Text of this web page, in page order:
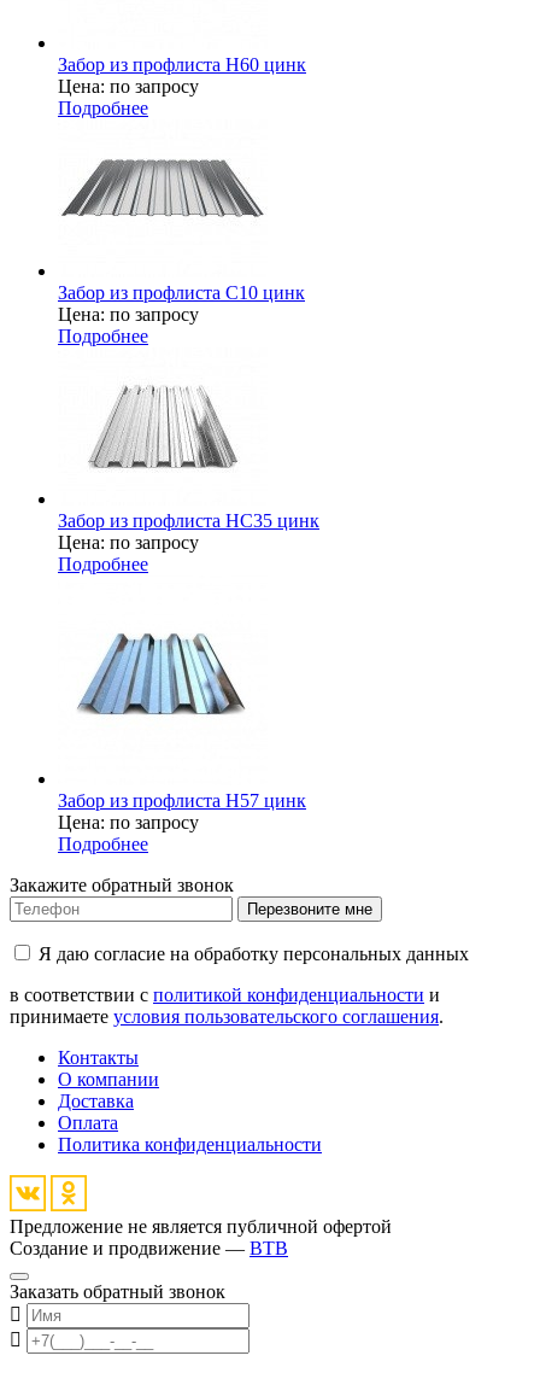
Забор из профлиста H60 цинк
Цена: по запросу
Подробнее
Забор из профлиста С10 цинк
Цена: по запросу
Подробнее
Забор из профлиста НС35 цинк
Цена: по запросу
Подробнее
Забор из профлиста H57 цинк
Цена: по запросу
Подробнее
Закажите обратный звонок
Перезвоните мне
Я даю согласие на обработку персональных данных
в соответствии с политикой конфиденциальности и
принимаете условия пользовательского соглашения.
Контакты
О компании
Доставка
Оплата
Политика конфиденциальности
Предложение не является публичной офертой
Создание и продвижение — BTB
Заказать обратный звонок